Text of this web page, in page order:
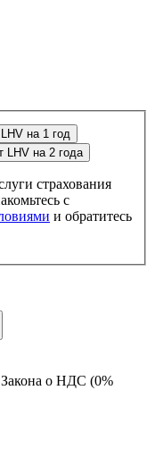
на 1 год
LHV на 2 года
страхования
с
и обратитесь
о НДС (0%